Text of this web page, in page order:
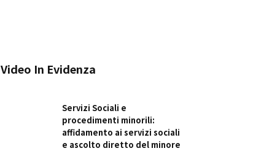
Video In Evidenza
Servizi Sociali e
procedimenti minorili:
affidamento ai servizi sociali
e ascolto diretto del minore